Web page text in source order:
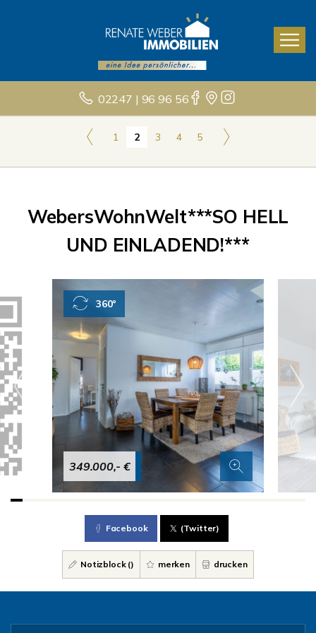
02247 | 96 96 56
1 2 3 4 5
WebersWohnWelt***SO HELL
UND EINLADEND!***
349.000,- €
360°
Facebook (Twitter)
Notizblock () merken drucken